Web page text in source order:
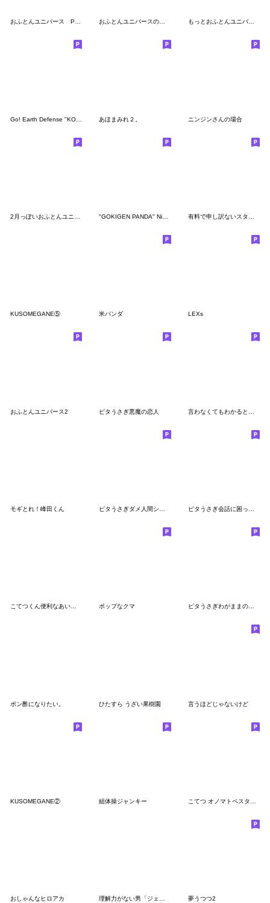
おふとんユニバース Pose! おふとんユニバースの関西弁講座 もっとおふとんユニバースの夏
あほまみれ２。 ニンジンさんの場合
KUSOMEGANE⑤ 米パンダ LEXs
おふとんユニバース2 ピタうさぎ悪魔の恋人
モギとれ！峰田くん
こてつくん便利なあいづちアニメ絵スタンプ ポップなクマ ピタうさぎわがままの極み
ポン酢になりたい。 ひたすら うざい果樹園 言うほどじゃないけど
KUSOMEGANE② 組体操ジャンキー
おしゃんなヒロアカ 理解力がない男「ジェームズ」 夢うつつ2